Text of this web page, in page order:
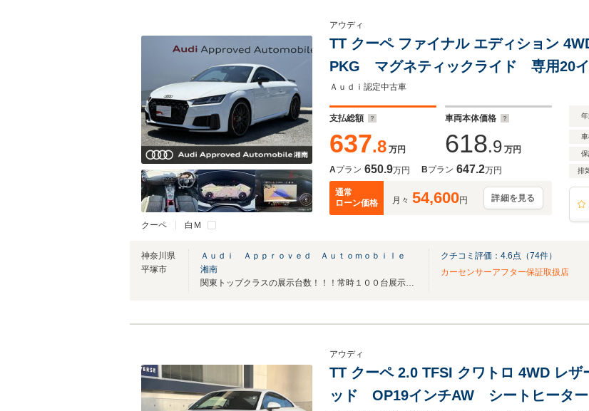
クーペ 白Ｍ
アウディ
TT クーペ ファイナル エディション 4WD 200台限定車 コンフォート
PKG マグネティックライド 専用20
レッドキャリパー マトリクスLED
コン シートヒーター
Ａｕｄｉ認定中古車
支払総額
637.8 万円
車両本体価格
618.9 万円
Aプラン 650.9万円 Bプラン 647.2万円
通常
ローン価格
月々 54,600円 詳細を見る
車
排
神奈川県
平塚市
Ａｕｄｉ Ａｐｐｒｏｖｅｄ Ａｕｔｏｍｏｂｉｌｅ
湘南
関東トップクラスの展示台数！！！常時１００台展示中！！！
クチコミ評価： 4.6点（74件）
カーセンサーアフター保証取扱店
アウディ
TT クーペ 2.0 TFSI クワトロ 4WD レ
ッド OP19インチAW シートヒー